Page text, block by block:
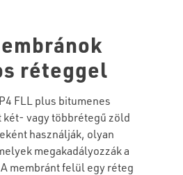
réteggel
FLL plus bitumenes
vagy többrétegű zöld
használják, olyan
megakadályozzák a
membránt felül egy réteg